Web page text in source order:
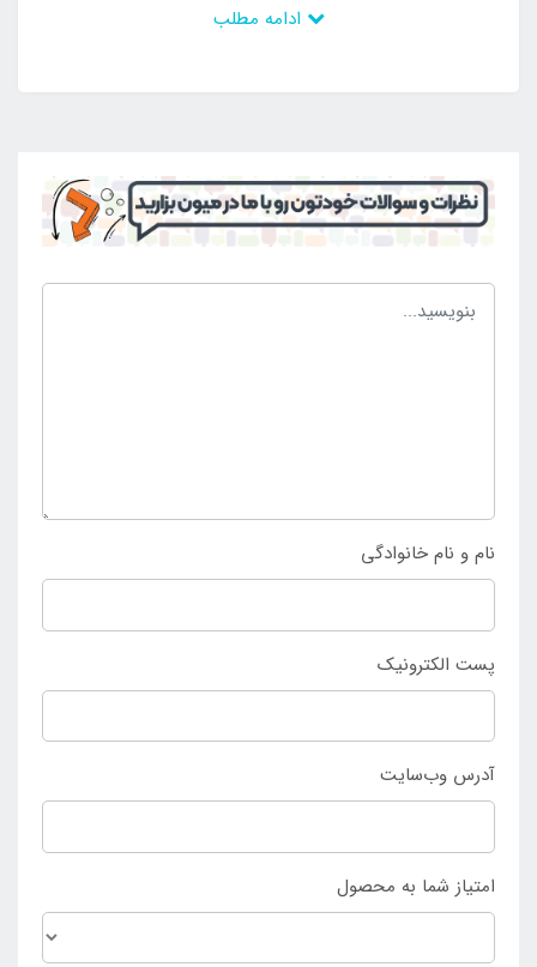
خواهید توانست به راحتی بر روی آن به استراحت بپردازید.
بدن درآمده و هیچ فشاری متوجه بدن فرد نخواهد بود. این
تشک بادی دارای رویه مخملی ضد حساسیت و ضد تعریق
نام و نام خانوادگی
پست الکترونیک
آدرس وب‌سایت
امتیاز شما به محصول